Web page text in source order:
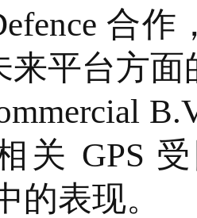
合
来平台方面
关 GPS
的表现。